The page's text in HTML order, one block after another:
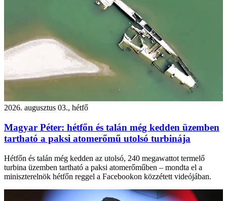
2026. augusztus 03., hétfő
Magyar Péter: hétfőn és talán még kedden üzemben
tartható a paksi atomerőmű utolsó turbinája
Hétfőn és talán még kedden az utolsó, 240 megawattot termelő
turbina üzemben tartható a paksi atomerőműben – mondta el a
miniszterelnök hétfőn reggel a Facebookon közzétett videójában.